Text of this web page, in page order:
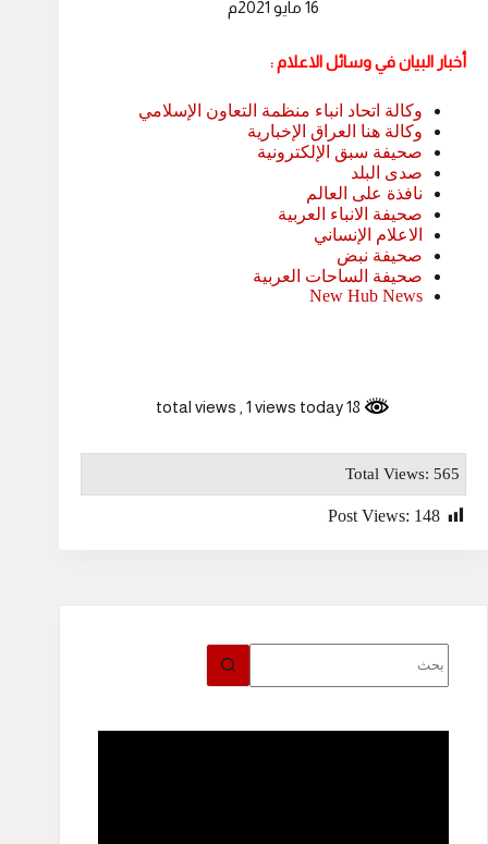
16 مايو 2021م
أخبار البيان في وسائل الاعلام :
وكالة اتحاد انباء منظمة التعاون الإسلامي
وكالة هنا العراق الإخبارية
صحيفة سبق الإلكترونية
صدى البلد
نافذة على العالم
صحيفة الانباء العربية
الاعلام الإنساني
صحيفة نبض
صحيفة الساحات العربية
New Hub News
, 1 views today
Total Views: 565
Post Views: 148
توجد